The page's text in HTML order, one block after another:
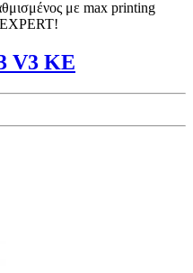
με max printing
V3 KE